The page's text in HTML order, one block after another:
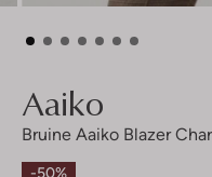
Aaiko
Bruine Aaiko Blazer
-50%